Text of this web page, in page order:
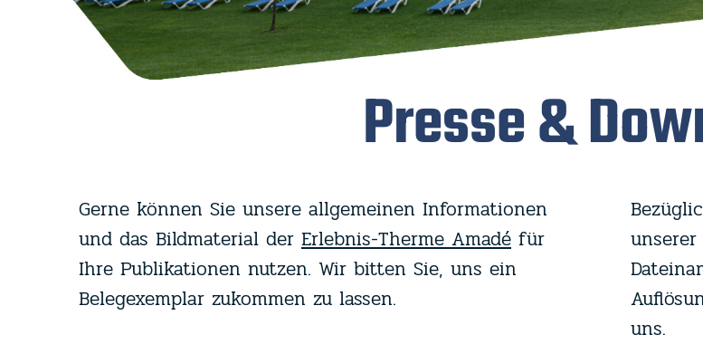
Presse &
Gerne können Sie unsere allgemeinen Informationen
und das Bildmaterial der Erlebnis-Therme Amadé für
Ihre Publikationen nutzen. Wir bitten Sie, uns ein
Belegexemplar zukommen zu lassen.
uns.